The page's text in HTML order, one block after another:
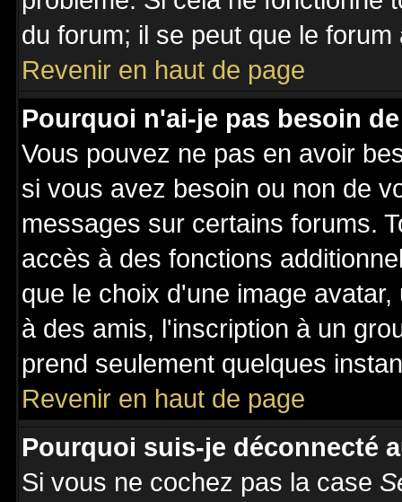
du forum; il se peut que le
Revenir en haut de page
Pourquoi n'ai-je pas besoin
Vous pouvez ne pas en avoir
si vous avez besoin ou non de
messages sur certains forums.
accès à des fonctions
que le choix d'une image
à des amis, l'inscription à un
prend seulement quelques
Revenir en haut de page
Pourquoi suis-je déconnecté
Si vous ne cochez pas la case